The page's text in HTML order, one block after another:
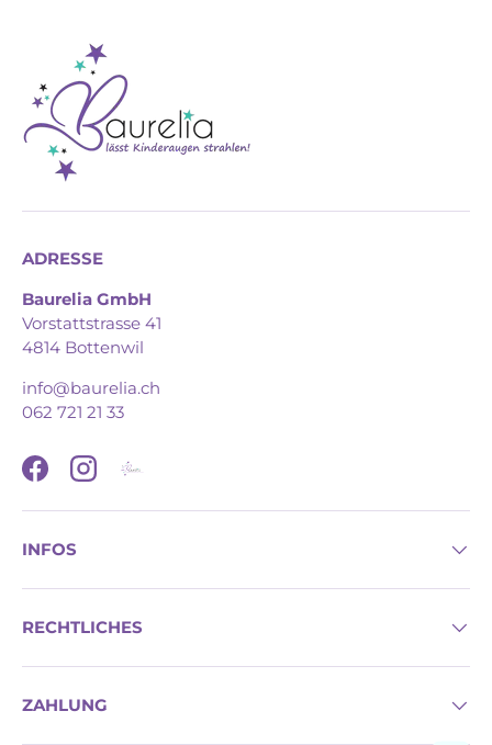
ADRESSE
Baurelia GmbH
Vorstattstrasse 41
4814 Bottenwil
info@baurelia.ch
062 721 21 33
FacebookInstagram
INFOS
RECHTLICHES
ZAHLUNG